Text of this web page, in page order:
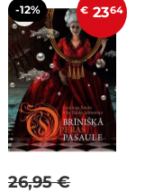
-12% € 2364
26,95 €